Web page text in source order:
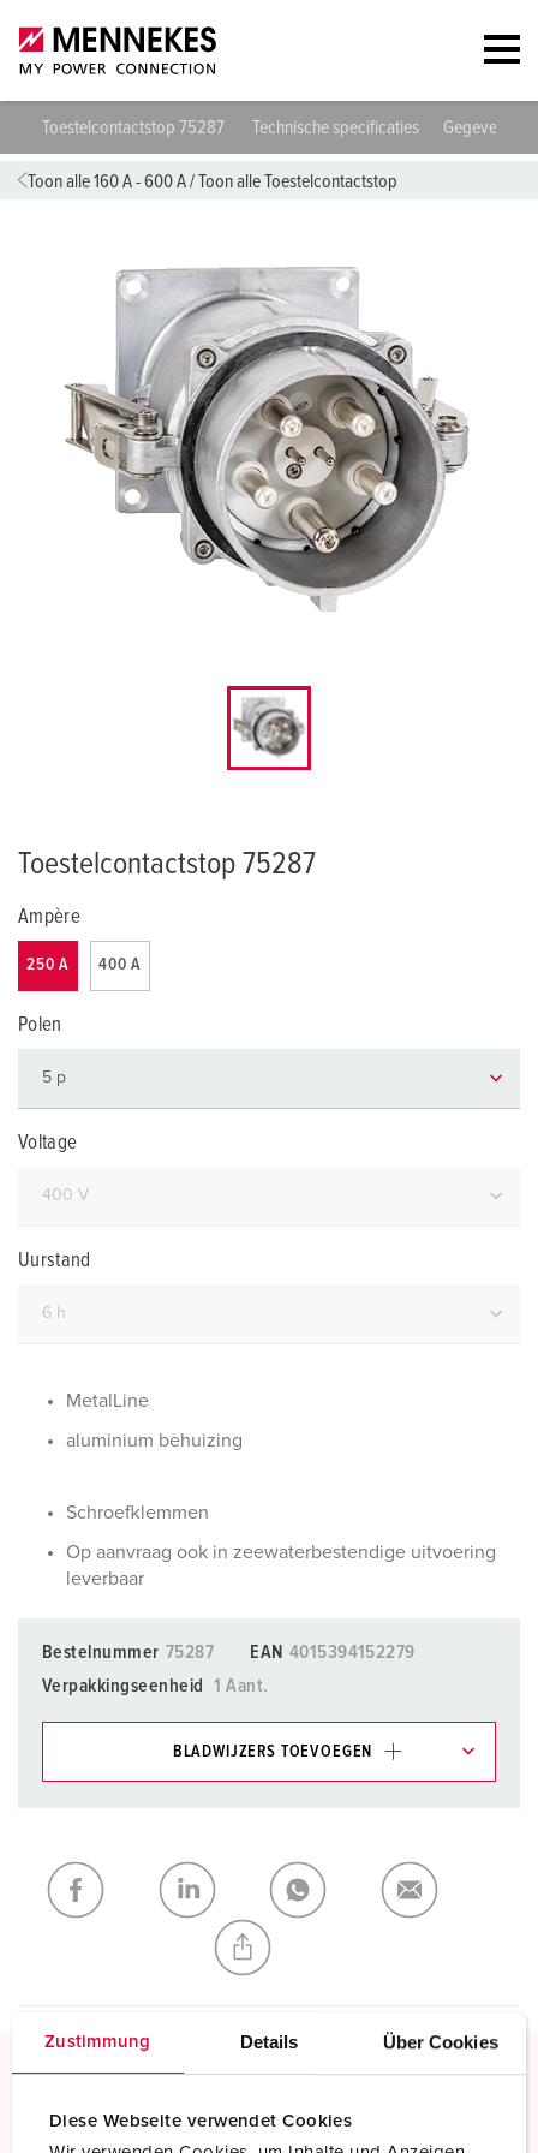
Zustimmung Details Über Cookies
Diese Webseite verwendet Cookies
Toestelcontactstop 75287 Technische specificaties
Toon alle 160 A - 600 A/Toon alle Toestelcontactstop
Toestelcontactstop 75287
Ampère
250 A 400 A
Polen
Voltage
Uurstand
MetalLine
aluminium behuizing
Schroefklemmen
Op aanvraag ook in zeewaterbestendige uitvoering
leverbaar
Bestelnummer 75287 EAN 4015394152279
Verpakkingseenheid
1 Aant.
BLADWIJZERS TOEVOEGEN
Mijn lijst TOEVOEGEN
NIEUW LIJST MAKEN